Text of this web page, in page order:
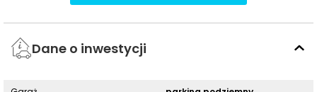
Dane o inwestycji